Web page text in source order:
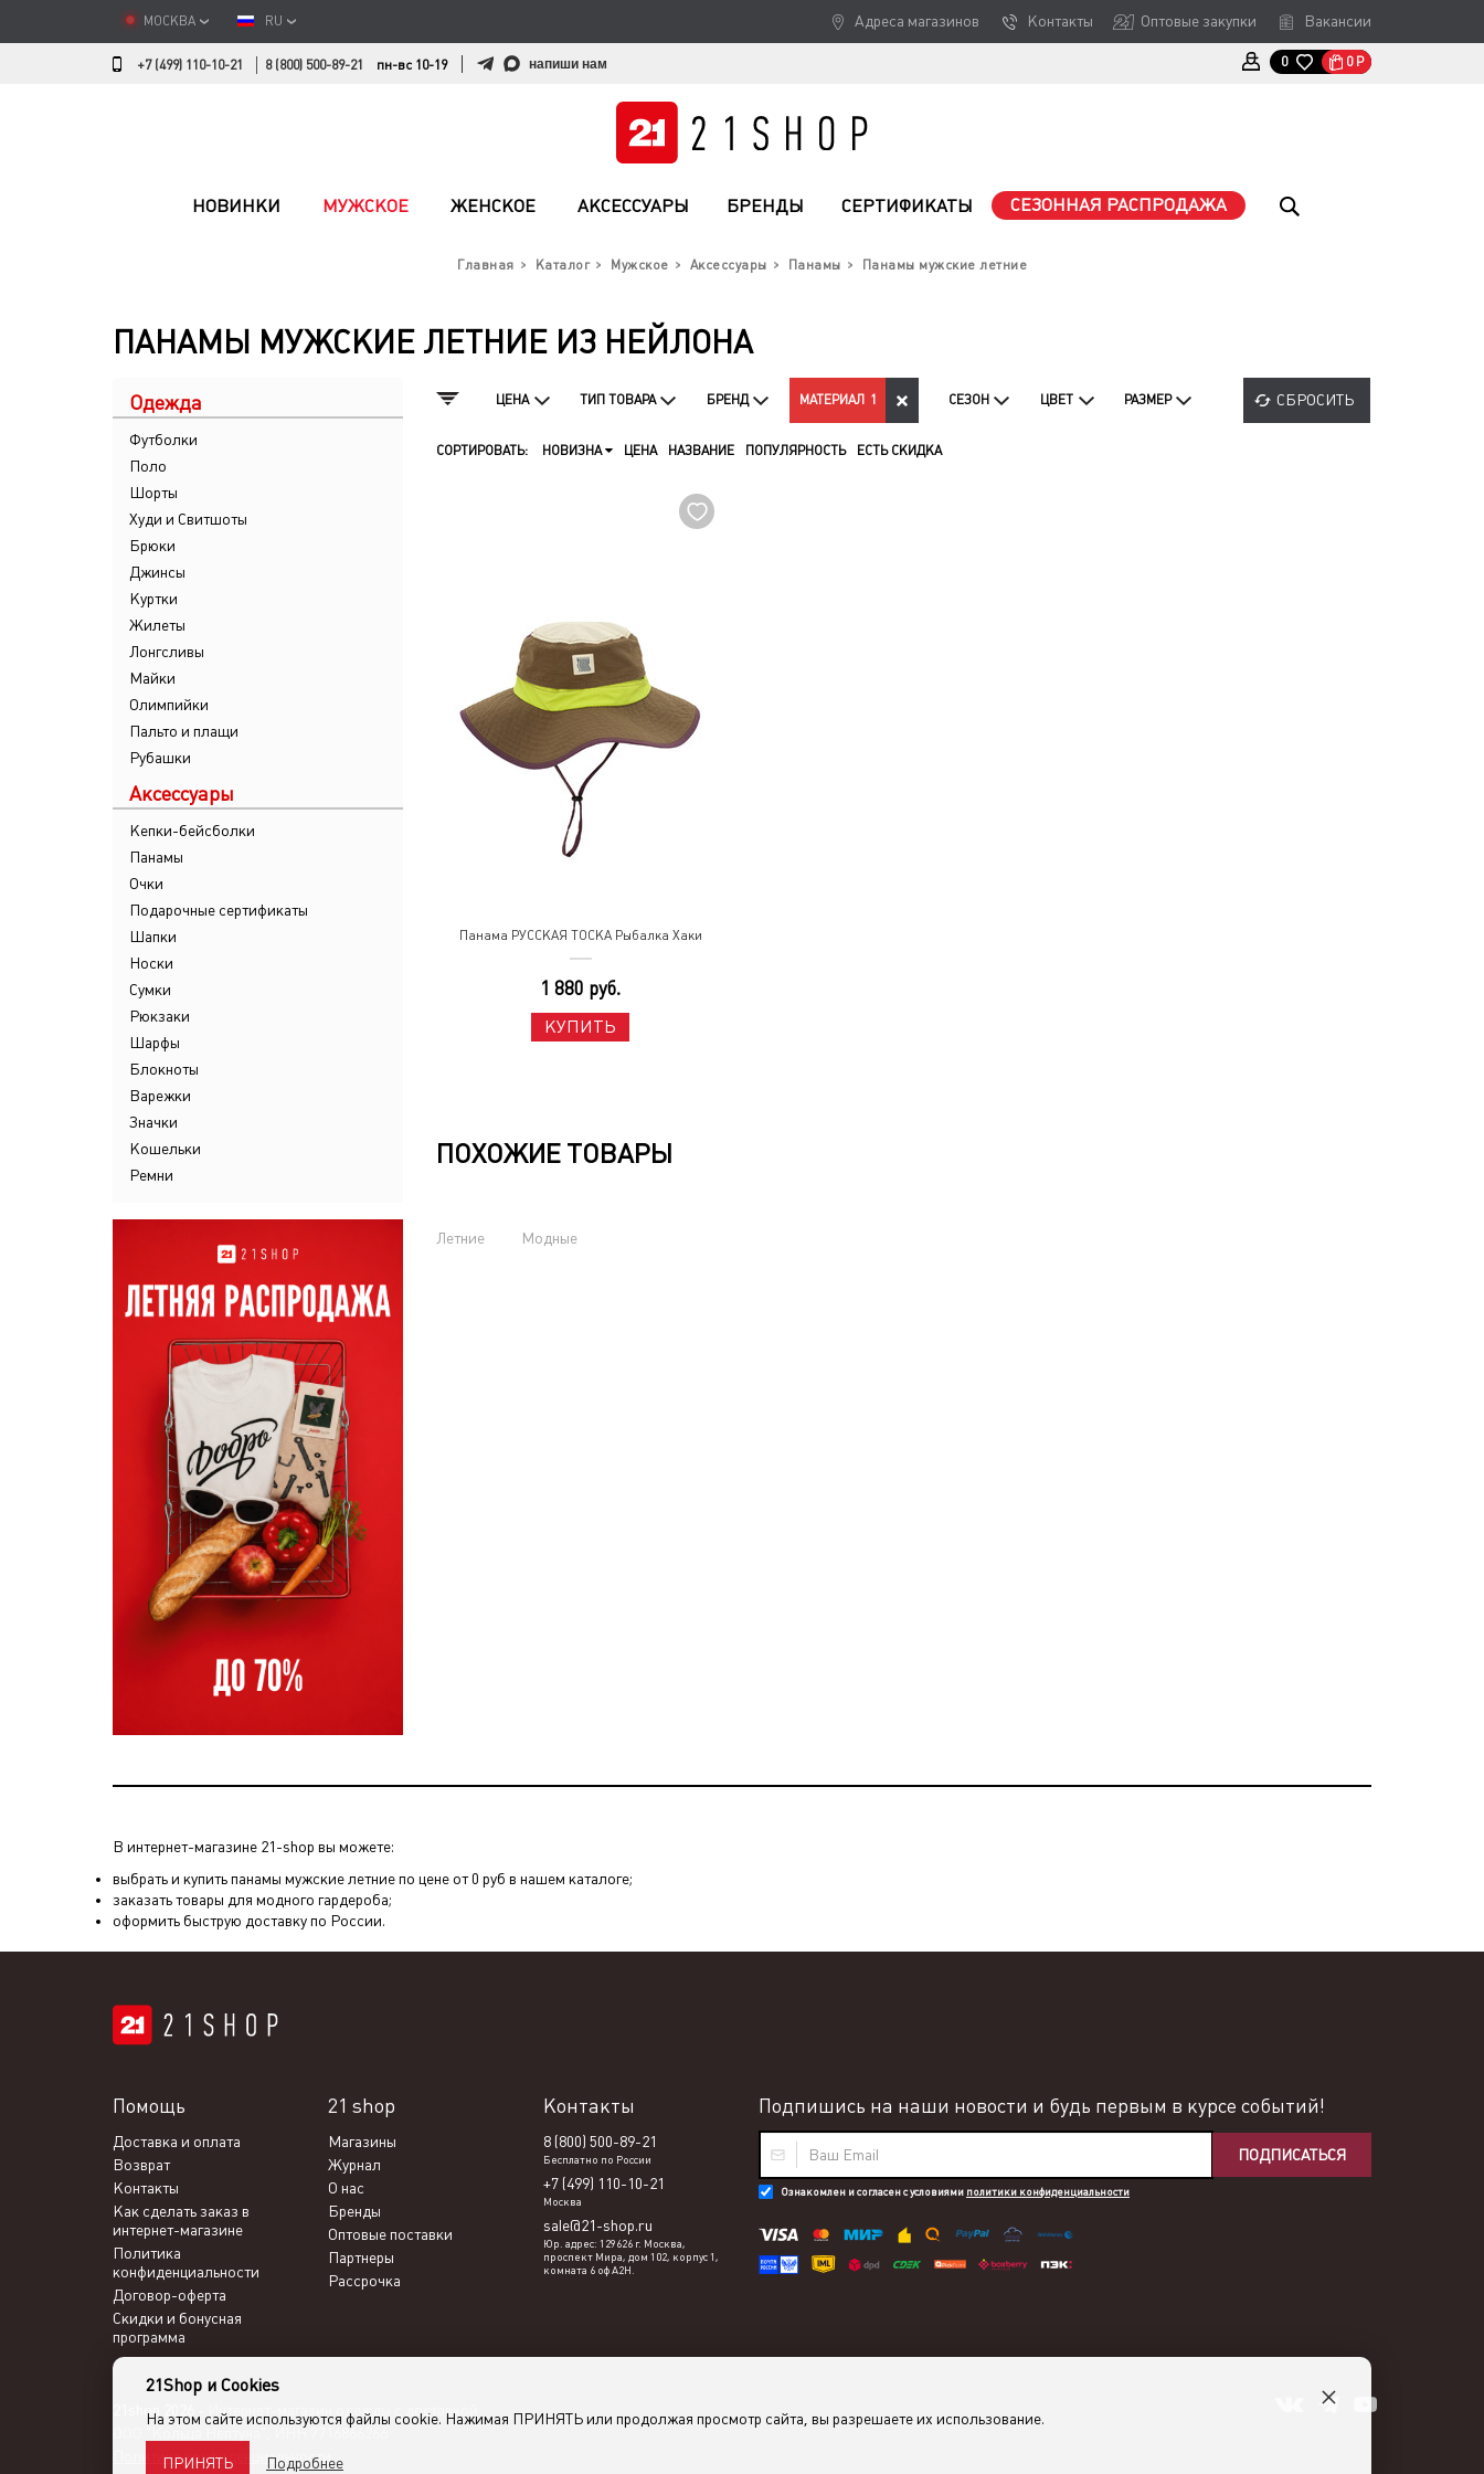
МОСКВА RU Адреса магазинов Контакты Оптовые закупки Вакансии
+7 (499) 110-10-21 8 (800) 500-89-21 пн-вс 10-19 напиши нам 0 0 Р
НОВИНКИ МУЖСКОЕ ЖЕНСКОЕ АКСЕССУАРЫ БРЕНДЫ СЕРТИФИКАТЫ СЕЗОННАЯ РАСПРОДАЖА
Главная Каталог Мужское Аксессуары Панамы Панамы мужские летние
ПАНАМЫ МУЖСКИЕ ЛЕТНИЕ ИЗ НЕЙЛОНА
Одежда
Футболки
Поло
Шорты
Худи и Свитшоты
Брюки
Джинсы
Куртки
Жилеты
Лонгсливы
Майки
Олимпийки
Пальто и плащи
Рубашки
Аксессуары
Кепки-бейсболки
Панамы
Очки
Подарочные сертификаты
Шапки
Носки
Сумки
Рюкзаки
Шарфы
Блокноты
Варежки
Значки
Кошельки
Ремни
ЦЕНА ТИП ТОВАРА БРЕНД МАТЕРИАЛ 1 СЕЗОН ЦВЕТ РАЗМЕР СБРОСИТЬ
СОРТИРОВАТЬ: НОВИЗНА ЦЕНА НАЗВАНИЕ ПОПУЛЯРНОСТЬ ЕСТЬ СКИДКА
Панама РУССКАЯ ТОСКА Рыбалка Хаки
1 880 руб.
КУПИТЬ
ПОХОЖИЕ ТОВАРЫ
Летние Модные
В интернет-магазине 21-shop вы можете:
выбрать и купить панамы мужские летние по цене от 0 руб в нашем каталоге;
заказать товары для модного гардероба;
оформить быструю доставку по России.
Подпишись на наши новости и будь первым в курсе событий!
ПОДПИСАТЬСЯ
Ознакомлен и согласен с условиями политики конфиденциальности
21 shop
Магазины
Журнал
О нас
Бренды
Оптовые поставки
Партнеры
Рассрочка
Помощь
Доставка и оплата
Возврат
Контакты
Как сделать заказ в
интернет-магазине
Политика
конфиденциальности
Договор-оферта
Скидки и бонусная
программа
Контакты
8 (800) 500-89-21
Бесплатно по России
+7 (499) 110-10-21
Москва
sale@21-shop.ru
Юр. адрес: 129626 г. Москва,
проспект Мира, дом 102, корпус 1,
комната 6 оф А2Н.
21shop 2026 -
Интернет-магазин одежды с доставкой
ООО "Кольца Нептуна", ИНН 7716866266
Политика конфиденциальности
21Shop и Cookies
На этом сайте используются файлы cookie. Нажимая ПРИНЯТЬ или продолжая просмотр сайта, вы разрешаете их использование.
ПРИНЯТЬ Подробнее
×